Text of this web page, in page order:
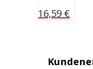
16,59 €